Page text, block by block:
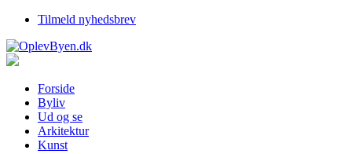
Tilmeld nyhedsbrev
Forside
Byliv
Ud og se
Arkitektur
Kunst